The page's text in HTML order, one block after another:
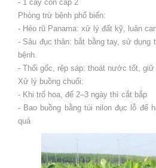
- 1 cây con cấp 2
Phòng trừ bệnh phổ biến:
- Héo rũ Panama: xử lý đất kỹ, luân
- Sâu đục thân: bắt bằng tay, sử dụng
bệnh.
- Thối gốc, rệp sáp: thoát nước tốt, giữ
Xử lý buồng chuối:
- Khi trổ hoa, để 2–3 ngày thì cắt bắp
- Bao buồng bằng túi nilon đục lỗ để
quả